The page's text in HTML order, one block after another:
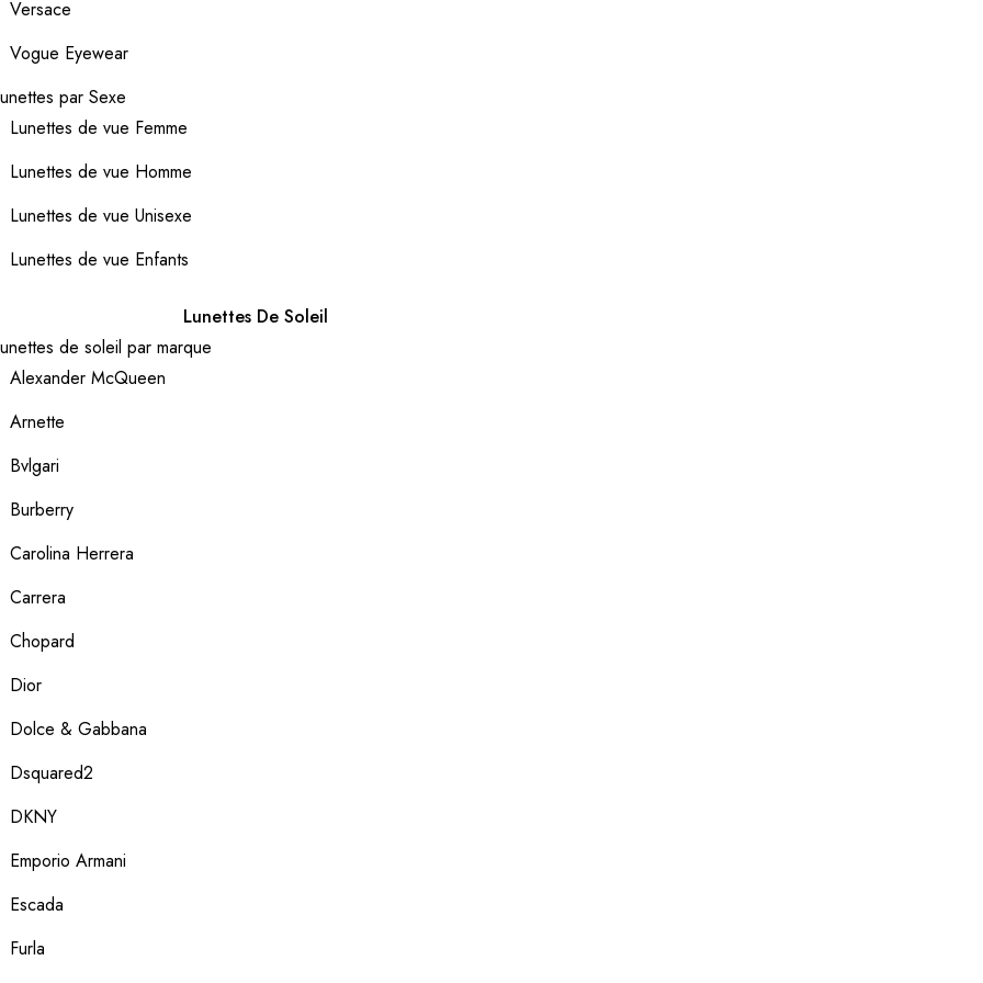
Versace
Vogue Eyewear
par Sexe
Lunettes de vue Femme
Lunettes de vue Homme
Lunettes de vue Unisexe
Lunettes de vue Enfants
Lunettes De Soleil
de soleil par marque
Alexander McQueen
Arnette
Bvlgari
Burberry
Carolina Herrera
Carrera
Chopard
Dior
Dolce & Gabbana
Dsquared2
DKNY
Emporio Armani
Escada
Furla